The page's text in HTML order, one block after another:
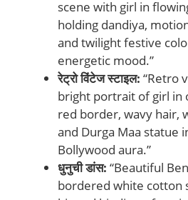
scene with girl in
holding dandiya,
and twilight festive
energetic mood.”
रेट्रो विंटेज स्टाइल: “Retro
bright portrait of girl in
red border, wavy hair,
and Durga Maa statue
Bollywood aura.”
धुनुची डांस: “Beautiful
bordered white cotton